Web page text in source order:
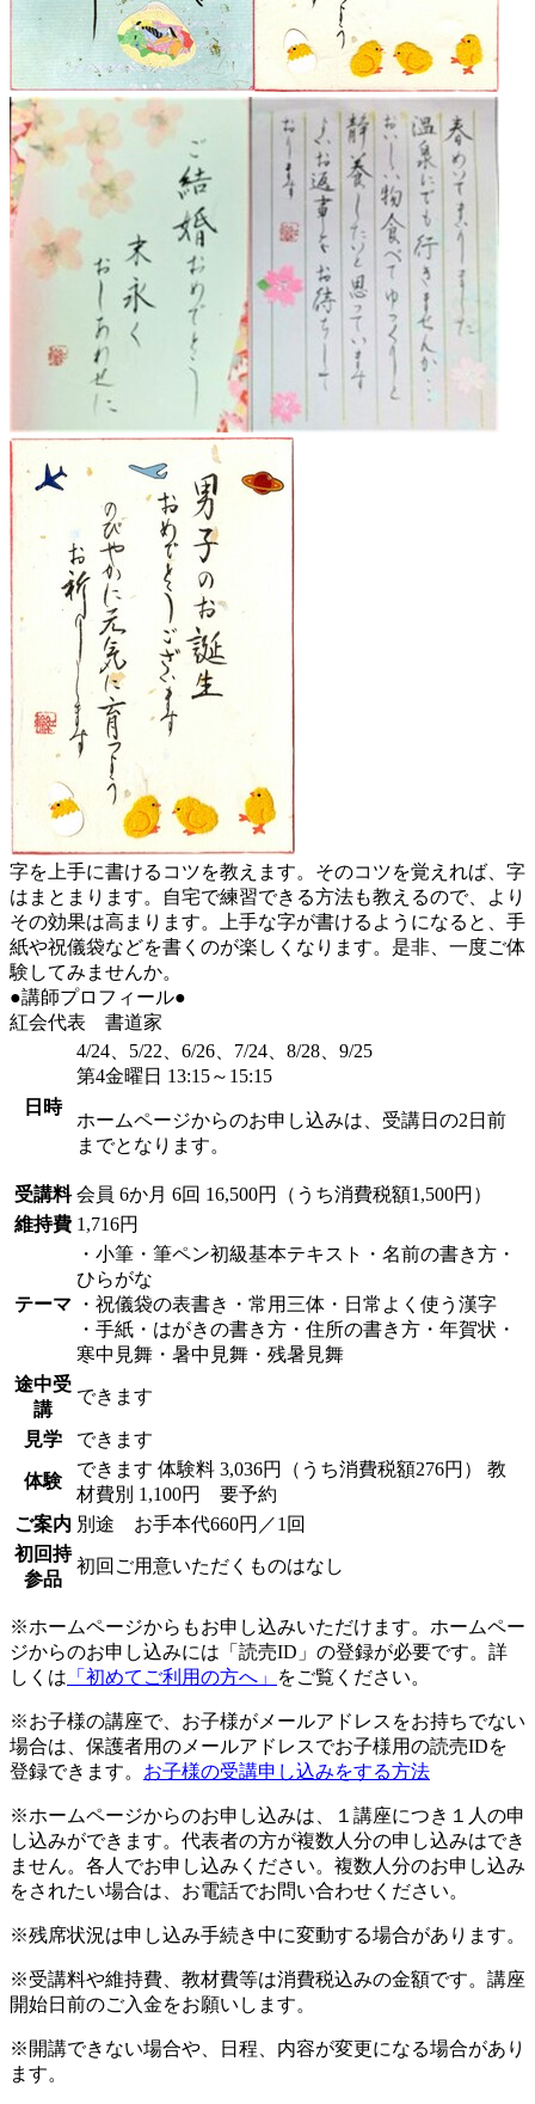
字を上手に書けるコツを教えます。そのコツを覚えれば、字
はまとまります。自宅で練習できる方法も教えるので、より
その効果は高まります。上手な字が書けるようになると、手
紙や祝儀袋などを書くのが楽しくなります。是非、一度ご体
験してみませんか。
●講師プロフィール●
紅会代表 書道家
日時
4/24、5/22、6/26、7/24、8/28、9/25
第4金曜日 13:15～15:15
ホームページからのお申し込みは、受講日の2日前
までとなります。
受講料 会員 6か月 6回 16,500円（うち消費税額1,500円）
維持費 1,716円
テーマ
・小筆・筆ペン初級基本テキスト・名前の書き方・
ひらがな
・祝儀袋の表書き・常用三体・日常よく使う漢字
・手紙・はがきの書き方・住所の書き方・年賀状・
寒中見舞・暑中見舞・残暑見舞
途中受
講
できます
見学 できます
体験
できます 体験料 3,036円（うち消費税額276円） 教
材費別 1,100円 要予約
ご案内 別途 お手本代660円／1回
初回持
参品
初回ご用意いただくものはなし
※ホームページからもお申し込みいただけます。ホームペー
ジからのお申し込みには「読売ID」の登録が必要です。詳
しくは 「初めてご利用の方へ」 をご覧ください。
※お子様の講座で、お子様がメールアドレスをお持ちでない
場合は、保護者用のメールアドレスでお子様用の読売IDを
登録できます。 お子様の受講申し込みをする方法
※ホームページからのお申し込みは、１講座につき１人の申
し込みができます。代表者の方が複数人分の申し込みはでき
ません。各人でお申し込みください。複数人分のお申し込み
をされたい場合は、お電話でお問い合わせください。
※残席状況は申し込み手続き中に変動する場合があります。
※受講料や維持費、教材費等は消費税込みの金額です。講座
開始日前のご入金をお願いします。
※開講できない場合や、日程、内容が変更になる場合があり
ます。